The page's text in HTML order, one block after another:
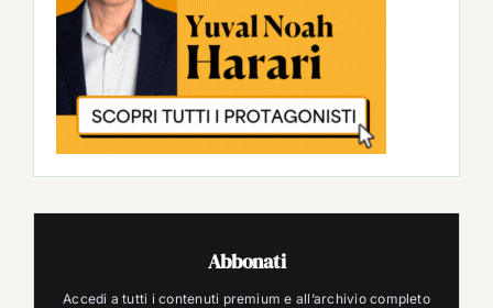
Abbonati
Accedi a tutti i contenuti premium e all’archivio completo